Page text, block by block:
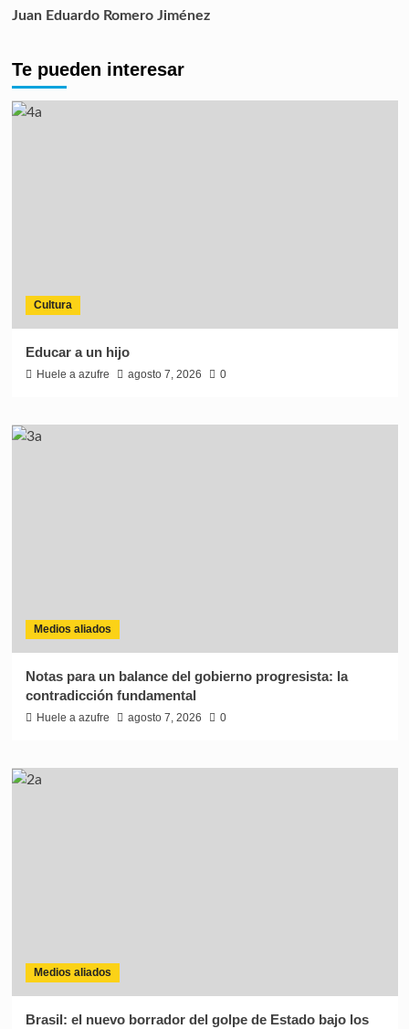
Juan Eduardo Romero Jiménez
Te pueden interesar
Cultura
Educar a un hijo
Huele a azufre agosto 7, 2026 0
Medios aliados
Notas para un balance del gobierno progresista: la
contradicción fundamental
Huele a azufre agosto 7, 2026 0
Medios aliados
Brasil: el nuevo borrador del golpe de Estado bajo los